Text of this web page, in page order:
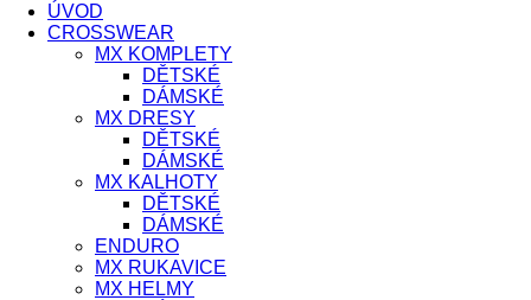
ÚVOD
CROSSWEAR
MX KOMPLETY
DĚTSKÉ
DÁMSKÉ
MX DRESY
DĚTSKÉ
DÁMSKÉ
MX KALHOTY
DĚTSKÉ
DÁMSKÉ
ENDURO
MX RUKAVICE
MX HELMY